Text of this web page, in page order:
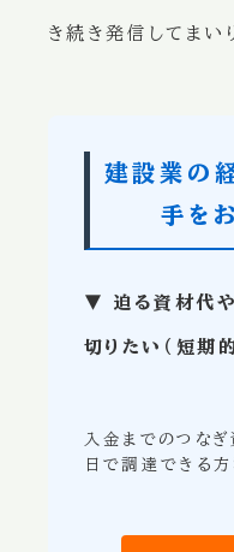
き続き発信してまい
建設業の
手を
▼ 迫る資材代
切りたい（短期
入金までのつなぎ
日で調達できる方